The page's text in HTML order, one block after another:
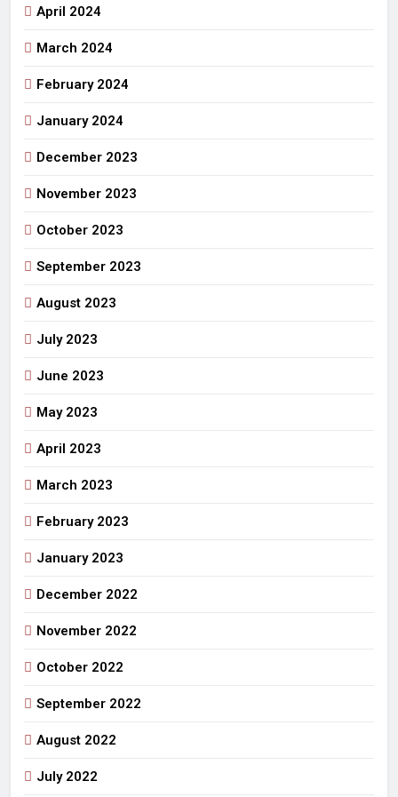
April 2024
March 2024
February 2024
January 2024
December 2023
November 2023
October 2023
September 2023
August 2023
July 2023
June 2023
May 2023
April 2023
March 2023
February 2023
January 2023
December 2022
November 2022
October 2022
September 2022
August 2022
July 2022